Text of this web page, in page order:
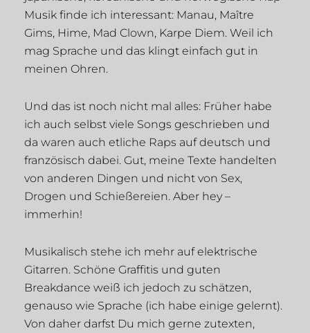
Musik finde ich interessant: Manau, Maître
Gims, Hime, Mad Clown, Karpe Diem. Weil ich
mag Sprache und das klingt einfach gut in
meinen Ohren.
Und das ist noch nicht mal alles: Früher habe
ich auch selbst viele Songs geschrieben und
da waren auch etliche Raps auf deutsch und
französisch dabei. Gut, meine Texte handelten
von anderen Dingen und nicht von Sex,
Drogen und Schießereien. Aber hey –
immerhin!
Musikalisch stehe ich mehr auf elektrische
Gitarren. Schöne Graffitis und guten
Breakdance weiß ich jedoch zu schätzen,
genauso wie Sprache (ich habe einige gelernt).
Von daher darfst Du mich gerne zutexten,